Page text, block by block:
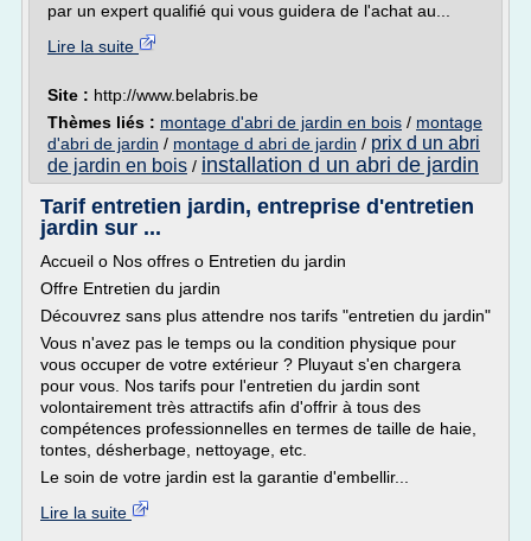
par un expert qualifié qui vous guidera de l'achat au...
Lire la suite
Site : http://www.belabris.be
Thèmes liés : montage d'abri de jardin en bois / montage
d'abri de jardin / montage d abri de jardin / prix d un abri
de jardin en bois / installation d un abri de jardin
Tarif entretien jardin, entreprise d'entretien
jardin sur ...
Accueil o Nos offres o Entretien du jardin
Offre Entretien du jardin
Découvrez sans plus attendre nos tarifs "entretien du jardin"
Vous n'avez pas le temps ou la condition physique pour
vous occuper de votre extérieur ? Pluyaut s'en chargera
pour vous. Nos tarifs pour l'entretien du jardin sont
volontairement très attractifs afin d'offrir à tous des
compétences professionnelles en termes de taille de haie,
tontes, désherbage, nettoyage, etc.
Le soin de votre jardin est la garantie d'embellir...
Lire la suite